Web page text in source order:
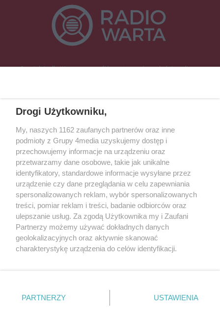
Specjalnie dla Was postanowiliśmy stworzyć rozgłośnię radiową
Śrem, Jarocin, Gniezno, Ostrów Wlkp.).
Kontakt Reklama Patronat
Dane firmowe
Regulamin serwisu i ogłoszeń drobnych
Regulamin konkursów
Polityka prywatności
Przetwarzanie danych osobowych
Zapisz się do newslettera
Dołącz do grona ludzi najlepiej poinformowanych!
Zapisz się »
Drogi Użytkowniku,
My, naszych 1162 zaufanych partnerów oraz inne
podmioty z Grupy 4media uzyskujemy dostęp i
przechowujemy informacje na urządzeniu oraz
przetwarzamy dane osobowe, takie jak unikalne
identyfikatory, standardowe informacje wysyłane przez
urządzenie czy dane przeglądania w celu zapewniania
spersonalizowanych reklam, wybór spersonalizowanych
treści, pomiar reklam i treści, badanie odbiorców oraz
ulepszanie usług. Za zgodą Użytkownika my i Zaufani
Partnerzy możemy używać dokładnych danych
geolokalizacyjnych oraz aktywnie skanować
charakterystykę urządzenia do celów identyfikacji.
zmienić/wycofać klikając przycisk ustawień prywatności
znajdujący się w lewym dolnym rogu strony
. Niektóre
PARTNERZY USTAWIENIA